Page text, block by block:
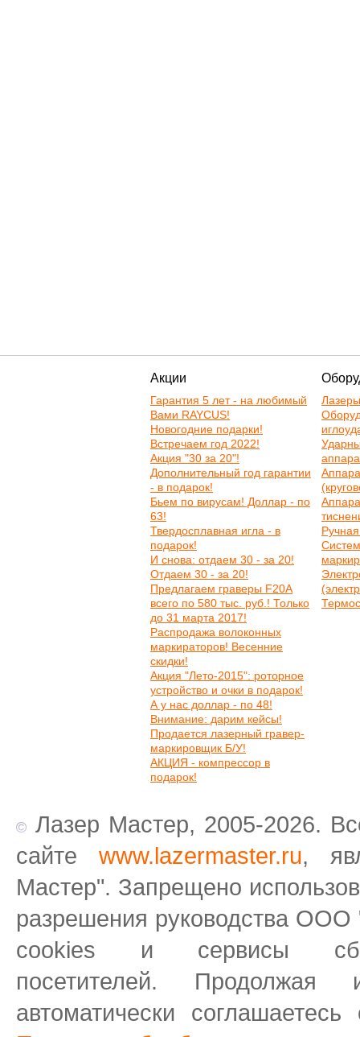
Акции
Гарантия 5 лет - на любимый
Вами RAYCUS!
Новогодние подарки!
Встречаем год 2022!
Акция "30 за 20"!
Дополнительный год гарантии
- в подарок!
Бьем по вирусам! Доллар - по
63!
Твердосплавная игла - в
подарок!
И снова: отдаем 30 - за 20!
Отдаем 30 - за 20!
Предлагаем граверы F20A
всего по 580 тыс. руб.! Только
до 31 марта 2017!
Распродажа волоконных
маркираторов! Весенние
скидки!
Акция "Лето-2015": роторное
устройство и очки в подарок!
А у нас доллар - по 48!
Внимание: дарим кейсы!
Продается лазерный гравер-
маркировщик Б/У!
АКЦИЯ - компрессор в
подарок!
Лазеры
Лазер Мастер, 2005-2026.
сайтеwww.lazermaster.ru,
Мастер". Запрещено
разрешения руководства
cookies и сервисы
посетителей. Продолжая
автоматически